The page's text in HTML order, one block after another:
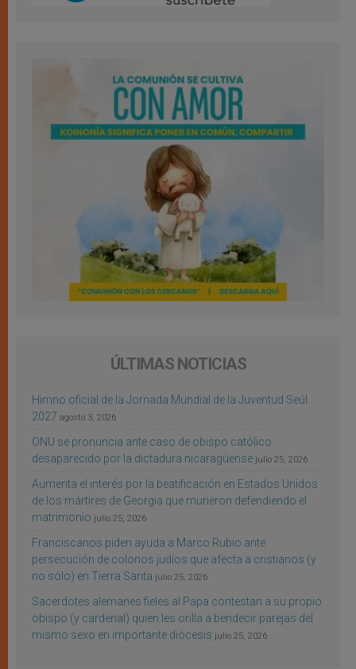
ÚLTIMAS NOTICIAS
Himno oficial de la Jornada Mundial de la Juventud Seúl
2027 agosto 3, 2026
ONU se pronuncia ante caso de obispo católico
desaparecido por la dictadura nicaragüense julio 25, 2026
Aumenta el interés por la beatificación en Estados Unidos
de los mártires de Georgia que murieron defendiendo el
matrimonio julio 25, 2026
Franciscanos piden ayuda a Marco Rubio ante
persecución de colonos judíos que afecta a cristianos (y
no sólo) en Tierra Santa julio 25, 2026
Sacerdotes alemanes fieles al Papa contestan a su propio
obispo (y cardenal) quien les orilla a bendecir parejas del
mismo sexo en importante diócesis julio 25, 2026